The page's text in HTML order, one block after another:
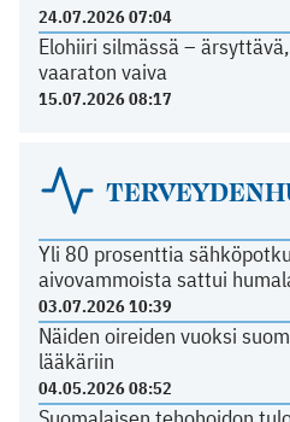
24.07.2026 07:04
Elohiiri silmässä –
vaaraton vaiva
15.07.2026 08:17
Yli 80 prosenttia
aivovammoista sattui
03.07.2026 10:39
Näiden oireiden vuoksi
lääkäriin
04.05.2026 08:52